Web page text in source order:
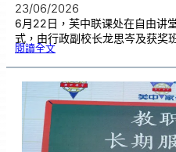
23/06/2026
6月22日，芙中联课处在自由讲
式，由行政副校长龙思岑及获奖
閱讀全文:教
班
布
置
比
颁
奖